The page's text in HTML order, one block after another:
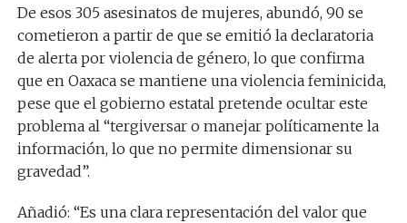
De esos 305 asesinatos de mujeres, abundó, 90 se
cometieron a partir de que se emitió la declaratoria
de alerta por violencia de género, lo que confirma
que en Oaxaca se mantiene una violencia feminicida,
pese que el gobierno estatal pretende ocultar este
problema al “tergiversar o manejar políticamente la
información, lo que no permite dimensionar su
gravedad”.
Añadió: “Es una clara representación del valor que